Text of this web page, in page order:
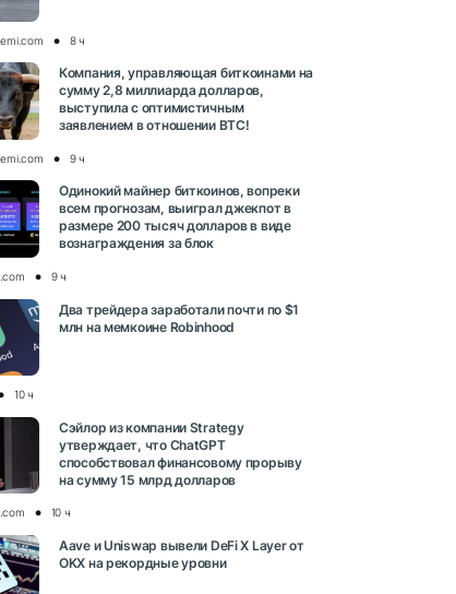
8 ч
Компания, управляющая биткоинами на
сумму 2,8 миллиарда долларов,
выступила с оптимистичным
заявлением в отношении BTC!
9 ч
Одинокий майнер биткоинов, вопреки
всем прогнозам, выиграл джекпот в
размере 200 тысяч долларов в виде
вознаграждения за блок
9 ч
Два трейдера заработали почти по $1
млн на мемкоине Robinhood
10 ч
Сэйлор из компании Strategy
утверждает, что ChatGPT
способствовал финансовому прорыву
на сумму 15 млрд долларов
10 ч
Aave и Uniswap вывели DeFi X Layer от
OKX на рекордные уровни